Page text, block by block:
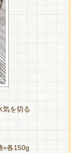
気を切る
=各150g